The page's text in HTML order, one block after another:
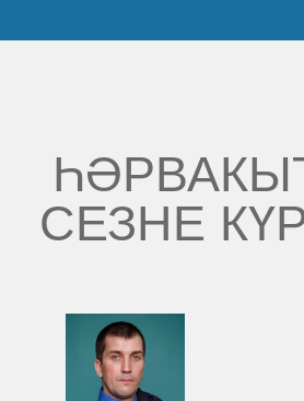
СЕЗНЕ